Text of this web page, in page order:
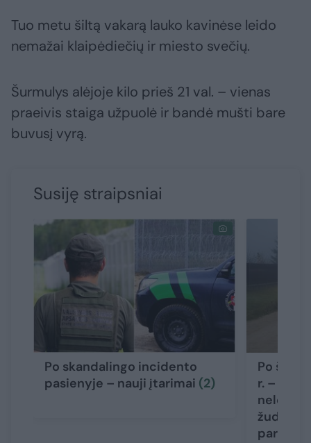
Tuo metu šiltą vakarą lauko kavinėse leido
nemažai klaipėdiečių ir miesto svečių.
Šurmulys alėjoje kilo prieš 21 val. – vienas
praeivis staiga užpuolė ir bandė mušti bare
buvusį vyrą.
Susiję straipsniai
Po skandalingo incidento
pasienyje – nauji įtarimai (2)
Po
r. –
žudikas